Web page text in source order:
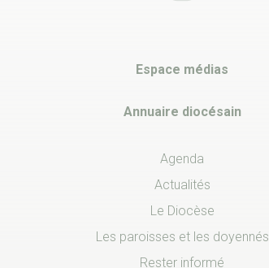
Espace médias
Annuaire diocésain
Agenda
Actualités
Le Diocèse
Les paroisses et les doyennés
Rester informé